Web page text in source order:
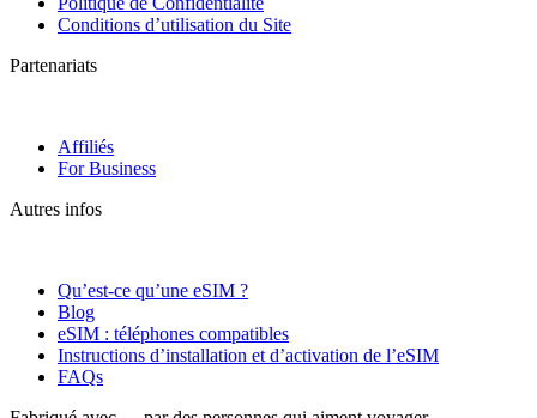
Conditions d’utilisation du Site
Partenariats
Affiliés
For Business
Autres infos
Qu’est-ce qu’une eSIM ?
Blog
eSIM : téléphones compatibles
Instructions d’installation et d’activation de l’eSIM
FAQs